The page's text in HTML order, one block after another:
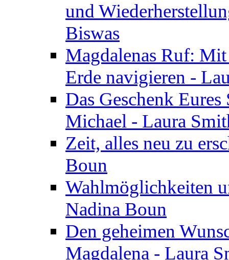
und
Biswas
Magdalenas Ruf:
Erde navigieren -
Das Geschenk
Michael - Laura
Zeit, alles neu zu
Boun
Wahlmöglichkeiten
Nadina Boun
Den geheimen
Magdalena - Laura